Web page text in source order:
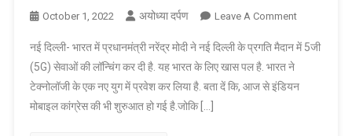
October 1, 2022 अयोध्या दर्पण Leave A CommentOn
नरेंद्र
ने
नई दिल्ली- भारत में प्रधानमंत्री नरेंद्र मोदी ने नई दिल्ली के प्रगति मैदान में 5जी
(5G) सेवाओं की लॉन्चिंग कर दी है. यह भारत के लिए खास पल है. भारत ने
टेक्नोलॉजी के एक नए युग में प्रवेश कर लिया है. बता दें कि, आज से इंडियन
मोबाइल कांग्रेस की भी शुरुआत हो गई है.जोकि […]